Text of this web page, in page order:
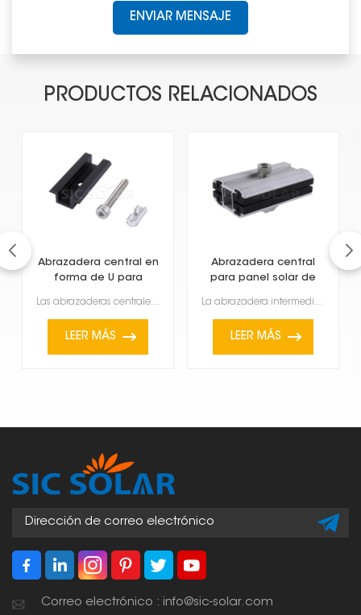
ENVIAR MENSAJE
PRODUCTOS RELACIONADOS
Abrazadera central en
forma de U para
Las abrazaderas centrales en forma de U para módulos con marco están diseñadas para paneles solares ...
LEER MÁS
Abrazadera central
para panel solar de
La abrazadera intermedia para paneles solares de película delgada es un accesorio especial que se ut...
LEER MÁS
Correo electrónico : info@sic-solar.com